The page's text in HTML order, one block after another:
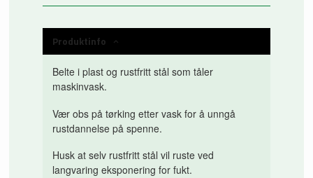
Produktinfo
Belte i plast og rustfritt stål som tåler
maskinvask.
Vær obs på tørking etter vask for å unngå
rustdannelse på spenne.
Husk at selv rustfritt stål vil ruste ved
langvaring eksponering for fukt.